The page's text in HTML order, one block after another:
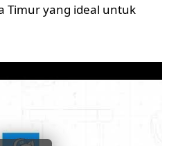
Timur yang ideal untuk